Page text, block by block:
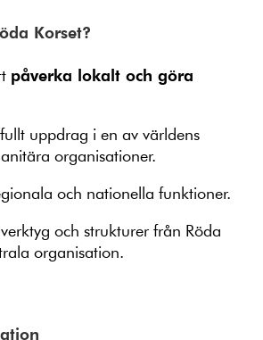
Korset?
påverka lokalt och göra
uppdrag i en av världens
organisationer.
och nationella funktioner.
och strukturer från Röda
organisation.